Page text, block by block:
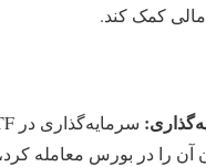
کمک کند.
:
را در بورس معامله